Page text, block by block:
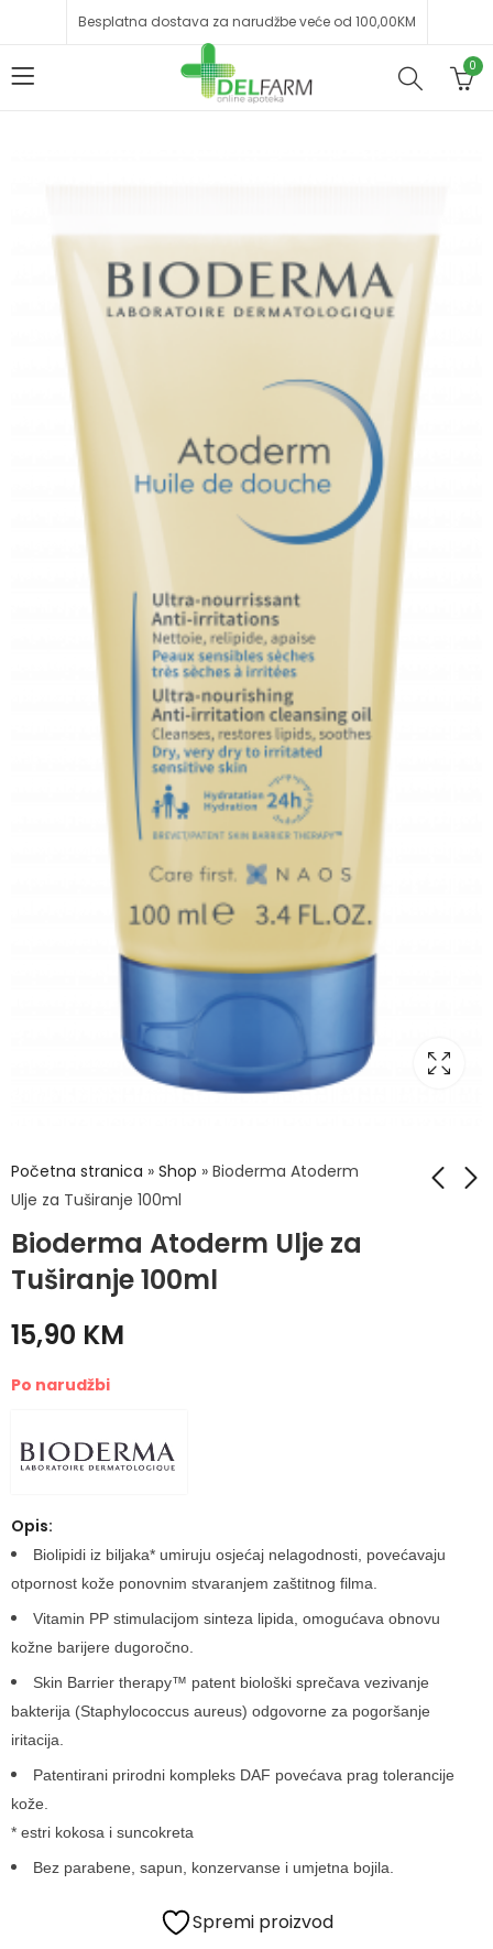
Besplatna dostava za narudžbe veće od 100,00KM
0
Početna stranica » Shop » Bioderma Atoderm
Ulje za Tuširanje 100ml
Bioderma Atoderm Ulje za
Tuširanje 100ml
Bioderma Atoderm
Bioderma Atoderm
15,90 KM
Po narudžbi
Opis:
Biolipidi iz biljaka* umiruju osjećaj nelagodnosti, povećavaju
otpornost kože ponovnim stvaranjem zaštitnog filma.
Vitamin PP stimulacijom sinteza lipida, omogućava obnovu
kožne barijere dugoročno.
Skin Barrier therapy™ patent biološki sprečava vezivanje
bakterija (Staphylococcus aureus) odgovorne za pogoršanje
iritacija.
Patentirani prirodni kompleks DAF povećava prag tolerancije
kože.
* estri kokosa i suncokreta
Bez parabene, sapun, konzervanse i umjetna bojila.
Spremi proizvod